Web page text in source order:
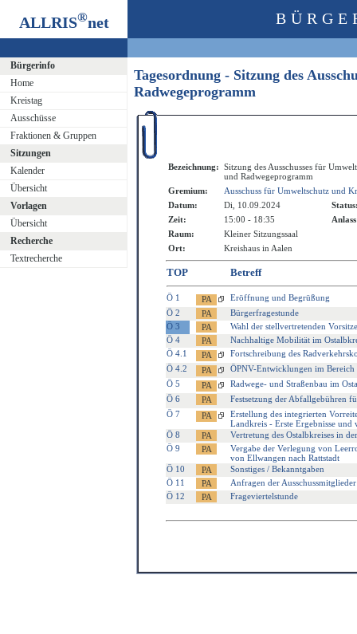
ALLRIS®net
Bürgerinfo
Home
Kreistag
Ausschüsse
Fraktionen & Gruppen
Sitzungen
Kalender
Übersicht
Vorlagen
Übersicht
Recherche
Textrecherche
Tagesordnung - Sitzung des
Radwegeprogramm
Bezeichnung: Sitzung des Ausschusses für
und Radwegeprogramm
Gremium:
Ausschuss für Umweltschutz und
Datum:
Di, 10.09.2024
Zeit:
15:00 - 18:35
Raum:
Kleiner Sitzungssaal
Ort:
Kreishaus in Aalen
TOP Betreff
Ö 1
Eröffnung und Begrüßung
Ö 2
Bürgerfragestunde
Ö 3
Wahl der stellvertretenden
Ö 4
Nachhaltige Mobilität im
Ö 4.1
Fortschreibung des
Ö 4.2
ÖPNV-Entwicklungen im
Ö 5
Radwege- und Straßenbau im
Ö 6
Festsetzung der Abfallgebühren
Ö 7
Erstellung des integrierten
Landkreis - Erste Ergebnisse und
Ö 8
Vertretung des Ostalbkreises in
Ö 9
Vergabe der Verlegung von
von Ellwangen nach Rattstadt
Ö 10
Sonstiges / Bekanntgaben
Ö 11
Anfragen der Ausschussmitglieder
Ö 12
Frageviertelstunde